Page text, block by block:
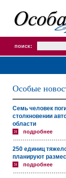
поиск:
Особые
Семь человек
столкновении
области
подробнее
250 единиц
планируют
подробнее